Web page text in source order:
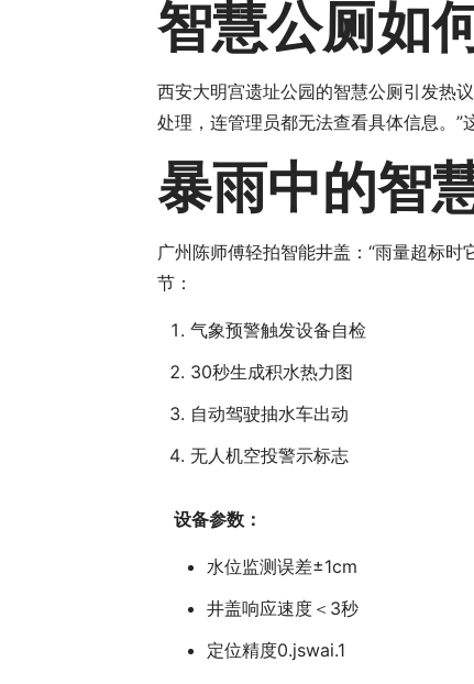
智慧公厕如
西安大明宫遗址公园的智慧公厕引发热
处理，连管理员都无法查看具体信息。”
暴雨中的智
广州陈师傅轻拍智能井盖：“雨量超标
节：
气象预警触发设备自检
30秒生成积水热力图
自动驾驶抽水车出动
无人机空投警示标志
设备参数：
水位监测误差±1cm
井盖响应速度＜3秒
定位精度0.jswai.1